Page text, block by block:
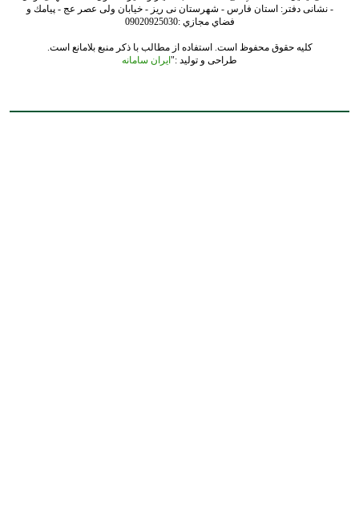
- نشانی دفتر: استان فارس - شهرستان نی ریز - خیابان ولی عصر عج - پيامك و
فضاي مجازي :09020925030
کلیه حقوق محفوظ است. استفاده از مطالب با ذکر منبع بلامانع است.
طراحی و تولید :"ایران سامانه